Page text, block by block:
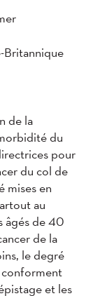
Britannique
de la
du
pour
du col de
mises en
au
âgés de 40
de la
le degré
conforment
et les